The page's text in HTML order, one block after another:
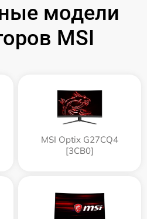
модели
MSI
MSI Optix G27CQ4
[3CB0]